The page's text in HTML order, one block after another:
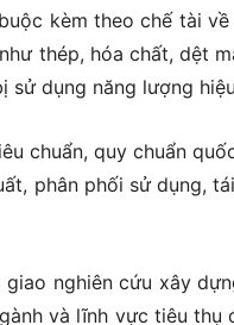
kèm theo chế tài
thép, hóa chất, dệt
dụng năng lượng
chuẩn, quy chuẩn
phân phối sử dụng,
nghiên cứu xây
và lĩnh vực tiêu